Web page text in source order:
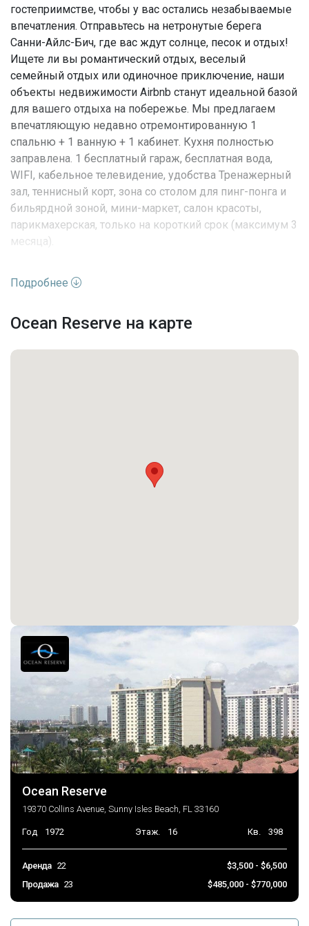
гостеприимстве, чтобы у вас остались незабываемые
впечатления. Отправьтесь на нетронутые берега
Санни-Айлс-Бич, где вас ждут солнце, песок и отдых!
Ищете ли вы романтический отдых, веселый
семейный отдых или одиночное приключение, наши
объекты недвижимости Airbnb станут идеальной базой
для вашего отдыха на побережье. Мы предлагаем
впечатляющую недавно отремонтированную 1
спальню + 1 ванную + 1 кабинет. Кухня полностью
заправлена. 1 бесплатный гараж, бесплатная вода,
WIFI, кабельное телевидение, удобства Тренажерный
зал, теннисный корт, зона со столом для пинг-понга и
бильярдной зоной, мини-маркет, салон красоты,
парикмахерская, только на короткий срок (максимум 3
месяца).
Кондоминиум
Подробнее
Ocean Reserve на карте
Ocean Reserve
19370 Collins Avenue, Sunny Isles Beach, FL 33160
Год 1972 Этаж. 16 Кв. 398
Аренда 22
$3,500 - $6,500
Продажа 23 $485,000 - $770,000